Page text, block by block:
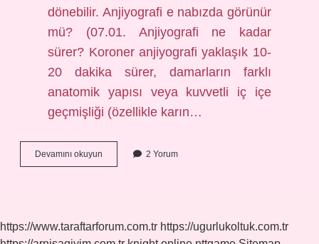
dönebilir. Anjiyografi e nabızda görünür
mü? (07.01. Anjiyografi ne kadar
sürer? Koroner anjiyografi yaklaşık 10-
20 dakika sürer, damarların farklı
anatomik yapısı veya kuvvetli iç içe
geçmişliği (özellikle karın…
Devamını okuyun Anjiyografi
Sonucu
2 Yorum
https://www.taraftarforum.com.tr https://ugurlukoltuk.com.tr